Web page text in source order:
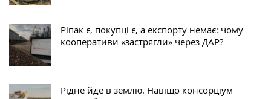
Ріпак є, покупці є, а експорту немає: чому
кооперативи «застрягли» через ДАР?
Рідне йде в землю. Навіщо консорціум